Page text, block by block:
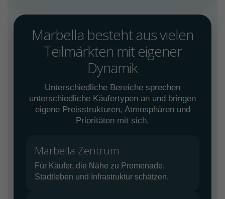
Marbella besteht aus vielen
Teilmärkten mit eigener
Dynamik
Unterschiedliche Bereiche sprechen
unterschiedliche Käufertypen an und bringen
eigene Preisstrukturen, Atmosphären und
Prioritäten mit sich.
Marbella Zentrum
Für Käufer, die Nähe zu Promenade,
Stadtleben und Infrastruktur schätzen.